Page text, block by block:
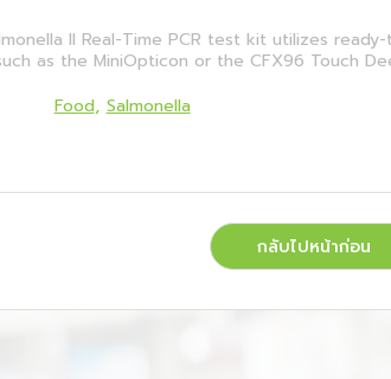
II Real-Time PCR test kit utilizes
as the MiniOpticon or the CFX96 Touch
Food Salmonella
กลับไปหน้าก่อน